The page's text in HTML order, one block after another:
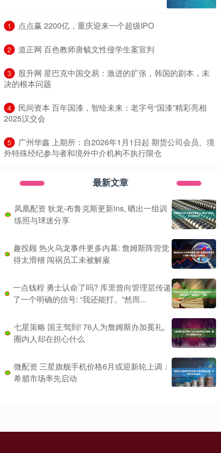
1 ​点点赢 2200亿，重庆迎来一个超级IPO
2 ​道正网 百色教师唐毓文性侵学生案宣判
3
​股升网 星巴克中国交易：激进的扩张，韩国的剧本，未
决的根本问题
4
​民间资本 百年国漆，智绘未来：老字号“国漆”精彩亮相
2025汉交会
5
​广州华鑫 上期所：自2026年1月1日起 期货公司会员、境
外特殊经纪参与者和境外中介机构不执行限仓
最新文章
凤凰配资 狄龙-布鲁克斯更新ins, 晒出一组训
练照与球迷分享
趣投顾 热火乌龙事件更多内幕: 詹姆斯阵营觉
得太滑稽 闯祸员工未被解雇
一点钱程 勇士认命了吗? 库里曾向管理层传递
了一个明确的信号: “我还能打。”然而...
七星策略 国王驾到! 76人为詹姆斯办加冕礼,
圈内人却在担心什么
微配资 三星旗舰手机价格6月或迎新轮上调：
希腊市场率先启动